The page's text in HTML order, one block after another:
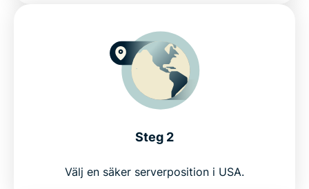
Steg 2
Välj en säker serverposition i USA.